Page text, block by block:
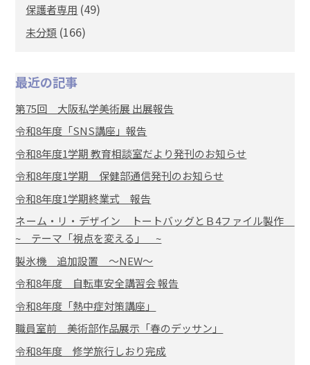
保護者専用 (49)
未分類 (166)
最近の記事
第75回 大阪私学美術展 出展報告
令和8年度「SNS講座」報告
令和8年度1学期 教育相談室だより発刊のお知らせ
令和8年度1学期 保健部通信発刊のお知らせ
令和8年度1学期終業式 報告
ネーム・リ・デザイン トートバッグとＢ4ファイル製作
~ テーマ「視点を変える」 ~
製氷機 追加設置 ～NEW～
令和8年度 自転車安全講習会 報告
令和8年度「熱中症対策講座」
職員室前 美術部作品展示「春のデッサン」
令和8年度 修学旅行しおり完成